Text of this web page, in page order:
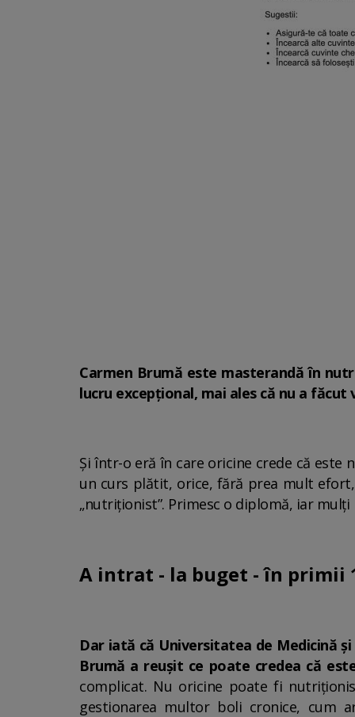
Carmen Brumă este masterandă în
lucru excepțional, mai ales că nu a
Și într-o eră în care oricine crede că
un curs plătit, orice, fără prea mult
„nutriționist”. Primesc o diplomă, iar
A intrat - la buget - în primii
Dar iată că Universitatea de Medicină
Brumă a reușit ce poate credea că
complicat. Nu oricine poate fi
gestionarea multor boli cronice, cum